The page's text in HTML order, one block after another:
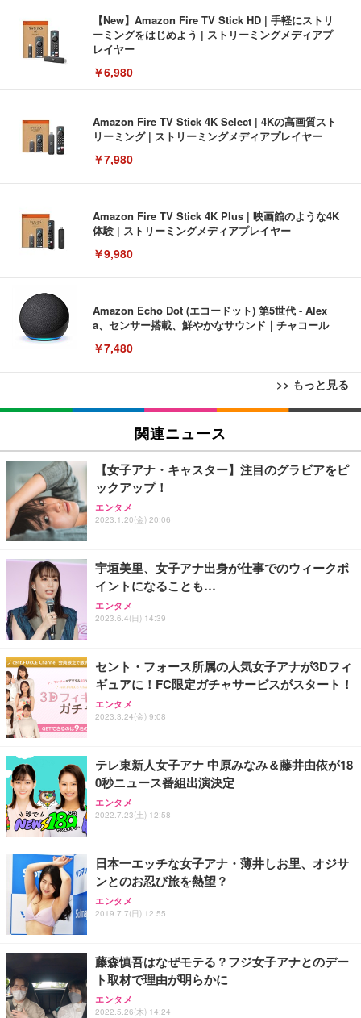
【New】Amazon Fire TV Stick HD | 手軽にストリ
ーミングをはじめよう | ストリーミングメディアプ
レイヤー
￥6,980
Amazon Fire TV Stick 4K Select | 4Kの高画質スト
リーミング | ストリーミングメディアプレイヤー
￥7,980
Amazon Fire TV Stick 4K Plus | 映画館のような4K
体験 | ストリーミングメディアプレイヤー
￥9,980
Amazon Echo Dot (エコードット) 第5世代 - Alex
a、センサー搭載、鮮やかなサウンド｜チャコール
￥7,480
>> もっと見る
[EdoErgo] オフィスチェア 椅子 テレワーク 疲れな
い 跳ね上げ式アームレスト コンパクト 約105度ロッ
キング pc 事務椅子 360度回転 座面昇降 強化ナイロ
ン樹脂ベース 通気性メッシュ 在宅ワーク H-WY01
(黒網+黒枠+黒足)
￥5,699
SIHOO B100 オフィスチェア／デスクチェア メッシ
Sezlife オフィスチェア デスクチェア 疲れない テレ
ワーク チェア 強化バックレスト 30度ロッキング機
ョン PCチェア 通気性メッシュ ゲーミング/勉強/事
務用 おしゃれ パソコンチェア (ブラック)
Sezlife オフィスチェア デスクチェア 疲れない テレ
ワーク チェア 強化バックレスト 30度ロッキング機
ョン PCチェア 通気性メッシュ ゲーミング/勉強/事
務用 おしゃれ パソコンチェア (ホワイト)
ANDWINT オフィスチェア デスクチェア 肘なし メ
ッシュ 通気性 ランバーサポート付き 腰サポート ガ
ス圧無段階昇降 360度回転 キャスター付き コンパク
EIZO ビジネス向けプレミアムモニター | FlexScan
EV3240X-WT | 31.5型4K UHD・USB Type-C・ホワ
￥105,595
EIZO ビジネス向けプレミアムモニター | FlexScan
EV2740X-WT | 27.0型4K UHD・USB Type-C・ホワ
￥109,572
【純正品】27"ゲーミングモニター DualSense 充電
フック付き（CFI-ZDM1J）
【整備済み品】Dell E2724HS 27インチ 液晶モニタ
ー フルHD（1920×1080）VA 非光沢 HDMI/DisplayP
【MiniLED/24.5inch/280Hz/FHD】GRAPHT THE S
HOOTER Gaming Monitor 24” Essential ゲーミン
グモニター QD 24.5インチ 1ms FHD 量子ドット 残
Amazonベーシック ペットシーツ 薄型 レギュラー 1
回使い捨て 無香料 ホワイト 300枚
￥3,373
Amazonベーシック ペットシーツ 厚型 ワイド 42枚
ネオ・ルーライフ ネオ・オムツ L 中型犬用 26枚入
Smart Basic(スマートベーシック) 【Amazon.co.jp
限定】 Smart Basic アイリスオーヤマ ペットシーツ
アイリスオーヤマ ペットシーツ 超厚型 お徳用 レギ
ュラー 200枚入【Amazon.co.jp限定】
関連ニュース
【女子アナ・キャスター】注目のグラビアをピ
ックアップ！
エンタメ
2023.1.20(金) 20:06
宇垣美里、女子アナ出身が仕事でのウィークポ
イントになることも…
エンタメ
2023.6.4(日) 14:39
セント・フォース所属の人気女子アナが3Dフィ
ギュアに！FC限定ガチャサービスがスタート！
エンタメ
2023.3.24(金) 9:08
テレ東新人女子アナ 中原みなみ＆藤井由依が18
0秒ニュース番組出演決定
エンタメ
2022.7.23(土) 12:58
日本一エッチな女子アナ・薄井しお里、オジサ
ンとのお忍び旅を熱望？
エンタメ
2019.7.7(日) 12:55
藤森慎吾はなぜモテる？フジ女子アナとのデー
ト取材で理由が明らかに
エンタメ
2022.5.26(木) 14:24